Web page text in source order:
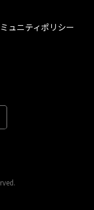
ュニティポリシー